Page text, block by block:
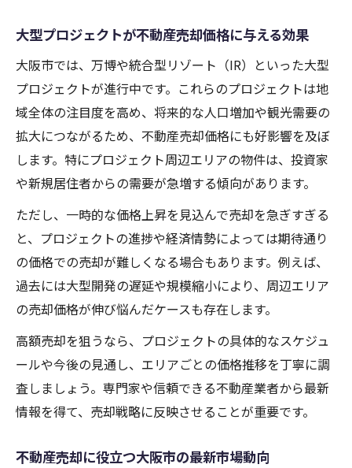
大型プロジェクトが不動産売却価格に与える効果
大阪市では、万博や統合型リゾート（IR）といった大型
プロジェクトが進行中です。これらのプロジェクトは地
域全体の注目度を高め、将来的な人口増加や観光需要の
拡大につながるため、不動産売却価格にも好影響を及ぼ
します。特にプロジェクト周辺エリアの物件は、投資家
や新規居住者からの需要が急増する傾向があります。
ただし、一時的な価格上昇を見込んで売却を急ぎすぎる
と、プロジェクトの進捗や経済情勢によっては期待通り
の価格での売却が難しくなる場合もあります。例えば、
過去には大型開発の遅延や規模縮小により、周辺エリア
の売却価格が伸び悩んだケースも存在します。
高額売却を狙うなら、プロジェクトの具体的なスケジュ
ールや今後の見通し、エリアごとの価格推移を丁寧に調
査しましょう。専門家や信頼できる不動産業者から最新
情報を得て、売却戦略に反映させることが重要です。
不動産売却に役立つ大阪市の最新市場動向